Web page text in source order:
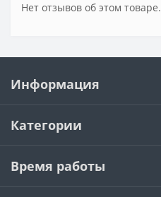
Нет отзывов об этом товаре.
Информация
Категории
Время работы